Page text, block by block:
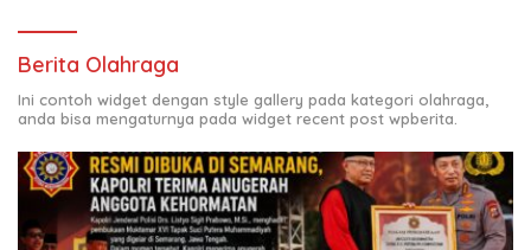
Berita Olahraga
Ini contoh widget dengan style gallery pada kategori olahraga,
anda bisa mengaturnya pada widget recent post wpberita.